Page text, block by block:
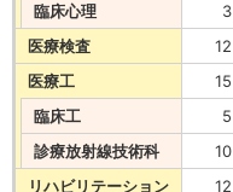
臨床心理 3
医療検査
12
医療工
15
臨床工
5
診療放射線技術科
10
リハビリテーション
12